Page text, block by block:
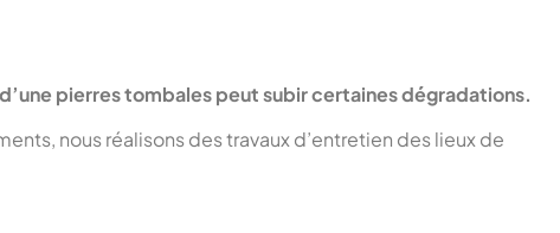
pierres tombales peut subir certaines dégradations.
nous réalisons des travaux d’entretien des lieux de